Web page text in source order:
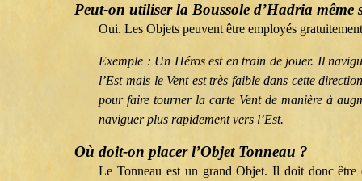
Peut-on utiliser la Boussole d’Hadria même
Oui. Les Objets peuvent être employés
Exemple : Un Héros est en train de jouer. Il
l’Est mais le Vent est très faible dans cette
pour faire tourner la carte Vent de manière à
naviguer plus rapidement vers l’Est.
Où doit-on placer l’Objet Tonneau ?
Le Tonneau est un grand Objet. Il doit donc être